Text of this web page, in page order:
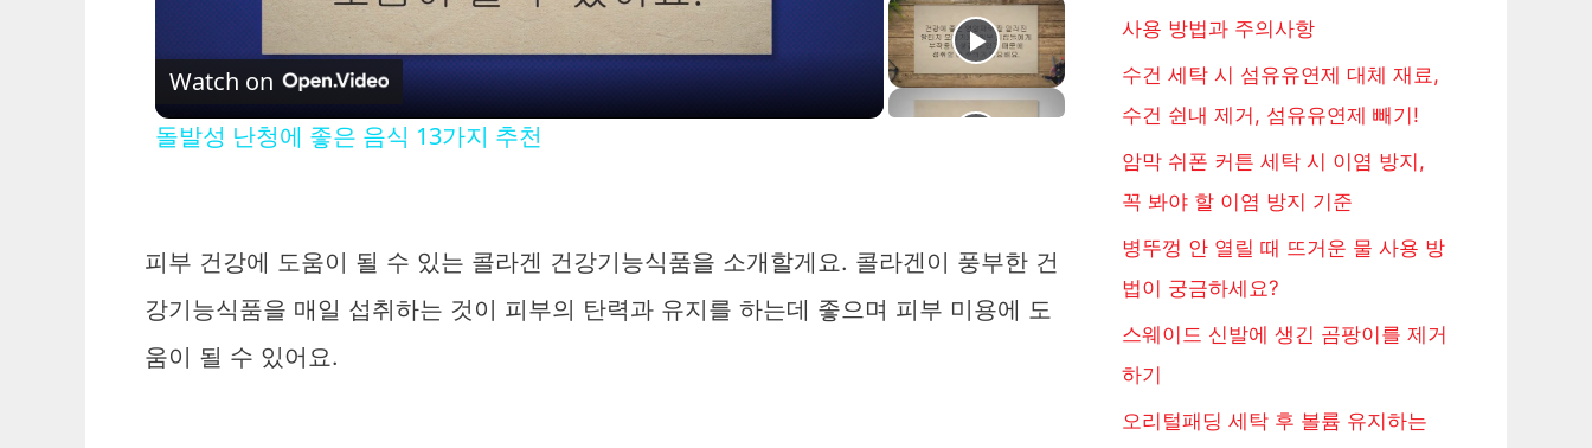
l
a
y
i
Watch on
돌발성 난청에 좋은 음식 13가지 추천
피부 건강에 도움이 될 수 있는 콜라겐 건강기능식품을 소개할게요. 콜라겐이 풍부한 건
강기능식품을 매일 섭취하는 것이 피부의 탄력과 유지를 하는데 좋으며 피부 미용에 도
움이 될 수 있어요.
사용 방법과 주의사항
수건 세탁 시 섬유유연제 대체 재료,
수건 쉰내 제거, 섬유유연제 빼기!
암막 쉬폰 커튼 세탁 시 이염 방지,
꼭 봐야 할 이염 방지 기준
병뚜껑 안 열릴 때 뜨거운 물 사용 방
법이 궁금하세요?
스웨이드 신발에 생긴 곰팡이를 제거
하기
오리털패딩 세탁 후 볼륨 유지하는